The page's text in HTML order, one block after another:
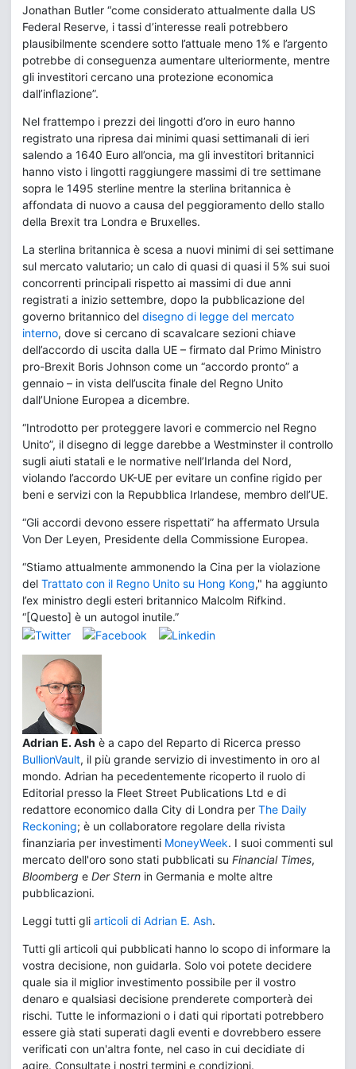
Jonathan Butler “come considerato attualmente dalla US
Federal Reserve, i tassi d’interesse reali potrebbero
plausibilmente scendere sotto l’attuale meno 1% e l’argento
potrebbe di conseguenza aumentare ulteriormente, mentre
gli investitori cercano una protezione economica
dall’inflazione”.
Nel frattempo i prezzi dei lingotti d’oro in euro hanno
registrato una ripresa dai minimi quasi settimanali di ieri
salendo a 1640 Euro all’oncia, ma gli investitori britannici
hanno visto i lingotti raggiungere massimi di tre settimane
sopra le 1495 sterline mentre la sterlina britannica è
affondata di nuovo a causa del peggioramento dello stallo
della Brexit tra Londra e Bruxelles.
La sterlina britannica è scesa a nuovi minimi di sei settimane
sul mercato valutario; un calo di quasi di quasi il 5% sui suoi
concorrenti principali rispetto ai massimi di due anni
registrati a inizio settembre, dopo la pubblicazione del
governo britannico del disegno di legge del mercato
interno, dove si cercano di scavalcare sezioni chiave
dell’accordo di uscita dalla UE – firmato dal Primo Ministro
pro-Brexit Boris Johnson come un “accordo pronto” a
gennaio – in vista dell’uscita finale del Regno Unito
dall’Unione Europea a dicembre.
“Introdotto per proteggere lavori e commercio nel Regno
Unito”, il disegno di legge darebbe a Westminster il controllo
sugli aiuti statali e le normative nell’Irlanda del Nord,
violando l’accordo UK-UE per evitare un confine rigido per
beni e servizi con la Repubblica Irlandese, membro dell’UE.
“Gli accordi devono essere rispettati” ha affermato Ursula
Von Der Leyen, Presidente della Commissione Europea.
“Stiamo attualmente ammonendo la Cina per la violazione
del Trattato con il Regno Unito su Hong Kong," ha aggiunto
l’ex ministro degli esteri britannico Malcolm Rifkind.
“[Questo] è un autogol inutile.”
Adrian E. Ash è a capo del Reparto di Ricerca presso
BullionVault, il più grande servizio di investimento in oro al
mondo. Adrian ha pecedentemente ricoperto il ruolo di
Editorial presso la Fleet Street Publications Ltd e di
redattore economico dalla City di Londra per The Daily
Reckoning; è un collaboratore regolare della rivista
finanziaria per investimenti MoneyWeek. I suoi commenti sul
mercato dell'oro sono stati pubblicati su Financial Times,
Bloomberg e Der Stern in Germania e molte altre
pubblicazioni.
Leggi tutti gli articoli di Adrian E. Ash.
Tutti gli articoli qui pubblicati hanno lo scopo di informare la
vostra decisione, non guidarla. Solo voi potete decidere
quale sia il miglior investimento possibile per il vostro
denaro e qualsiasi decisione prenderete comporterà dei
rischi. Tutte le informazioni o i dati qui riportati potrebbero
essere già stati superati dagli eventi e dovrebbero essere
verificati con un'altra fonte, nel caso in cui decidiate di
agire. Consultate i nostri termini e condizioni.